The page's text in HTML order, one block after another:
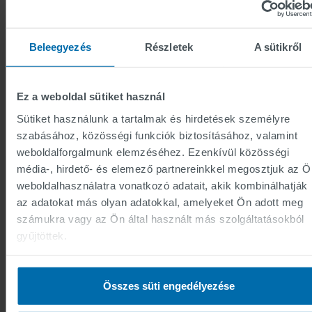
Beleegyezés Részletek A sütikről
Ez a weboldal sütiket használ
Sütiket használunk a tartalmak és hirdetések személyre
szabásához, közösségi funkciók biztosításához, valamint
weboldalforgalmunk elemzéséhez. Ezenkívül közösségi
média-, hirdető- és elemező partnereinkkel megosztjuk az
weboldalhasználatra vonatkozó adatait, akik kombinálhatják
az adatokat más olyan adatokkal, amelyeket Ön adott meg
számukra vagy az Ön által használt más szolgáltatásokból
gyűjtöttek.
Összes süti engedélyezése
TÉNYEK
A PROJEKT IDŐTARTAMA
2011-2013